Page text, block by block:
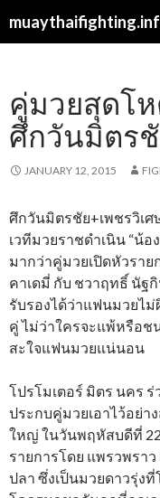
คู่มวยสุดโ
ศึกวันมิตรชั
JANUARY 12, 2015
ศึกวันมิตรชัย+เพชรวิเ
เวทีมวยราชดำเนิน “น้
มากว่าคู่มวยเปิดหัวราย
คาเดมี่ กับ ชวาฤทธิ์ นัฐ
รับรองได้ว่าแฟนมวยไ
คู่ ไม่ว่าใครจะแพ้หรือช
สะใจแฟนมวยแน่นอน
โปรโมเตอร์ มิตร นคร
ประกบคู่มวยเอาไว้อย่า
ใหญ่ ในวันพฤหัสบดีที่
รายการโดย แพรวพรา
ปลา ซึ่งเป็นมวยดาวรุ่ง